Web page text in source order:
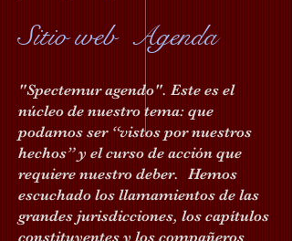
Sitio web Agenda
"Spectemur agendo". Este es el
núcleo de nuestro tema: que
podamos ser “vistos por nuestros
hechos” y el curso de acción que
requiere nuestro deber.
Hemos
escuchado los llamamientos de las
grandes jurisdicciones, los capítulos
constituyentes y los compañeros